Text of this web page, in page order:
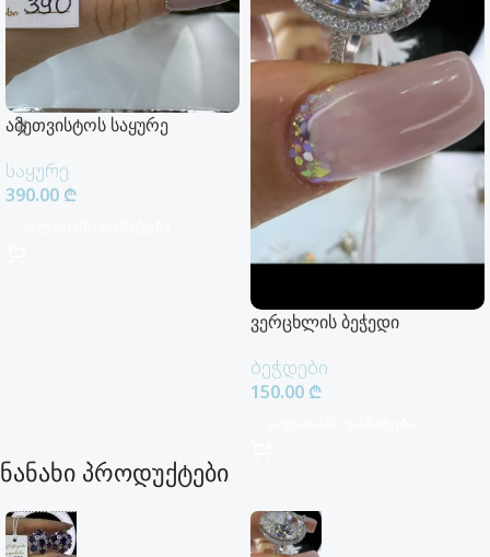
ამეთვისტოს საყურე
საყურე
390.00 ₾
ვერცხლის ბეჭედი
ბეჭდები
150.00 ₾
ნანახი პროდუქტები